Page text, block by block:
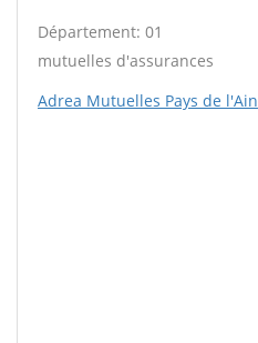
Département: 01
mutuelles d'assurances
Adrea Mutuelles Pays de l'Ain